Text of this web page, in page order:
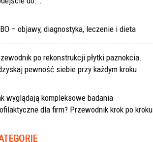
– objawy, diagnostyka, leczenie i dieta
po rekonstrukcji płytki paznokcia.
pewność siebie przy każdym kroku
wyglądają kompleksowe badania
dla firm? Przewodnik krok po kroku